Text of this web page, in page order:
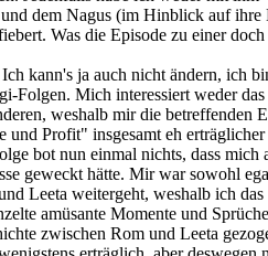
dem Nagus (im Hinblick auf ihre
Was die Episode zu einer
Ich kann's ja auch nicht ändern, ich
Folgen. Mich interessiert weder
weshalb mir die betreffenden
und Profit" insgesamt eh
bot nun einmal nichts, dass mich
geweckt hätte. Mir war sowohl
Leeta weitergeht, weshalb ich
amüsante Momente und
zwischen Rom und Leeta